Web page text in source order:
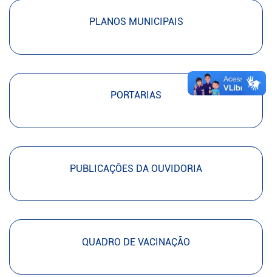
PLANOS MUNICIPAIS
PORTARIAS
PUBLICAÇÕES DA OUVIDORIA
QUADRO DE VACINAÇÃO